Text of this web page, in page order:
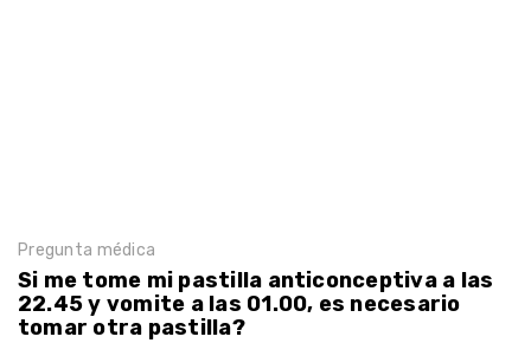
Pregunta médica
Si me tome mi pastilla anticonceptiva a las
22.45 y vomite a las 01.00, es necesario
tomar otra pastilla?